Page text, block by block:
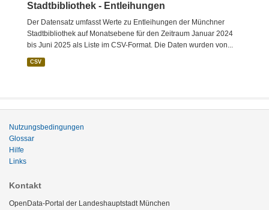
Stadtbibliothek - Entleihungen
Der Datensatz umfasst Werte zu Entleihungen der Münchner
Stadtbibliothek auf Monatsebene für den Zeitraum Januar 2024
bis Juni 2025 als Liste im CSV-Format. Die Daten wurden von...
CSV
Nutzungsbedingungen
Glossar
Hilfe
Links
Kontakt
OpenData-Portal der Landeshauptstadt München